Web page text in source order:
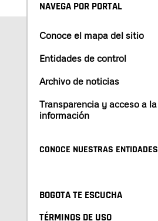
NAVEGA POR PORTAL
Conoce el mapa del sitio
Entidades de control
Archivo de noticias
Transparencia y acceso a la
información
CONOCE NUESTRAS ENTIDADES
BOGOTA TE ESCUCHA
TÉRMINOS DE USO